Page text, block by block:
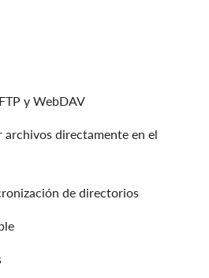
y WebDAV
archivos directamente en el
de directorios